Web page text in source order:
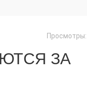
Просмотры:
ЗА